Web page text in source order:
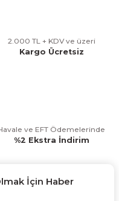
2.000 TL + KDV ve üzeri
Kargo Ücretsiz
ve EFT Ödemelerinde
%2 Ekstra İndirim
İçin Haber